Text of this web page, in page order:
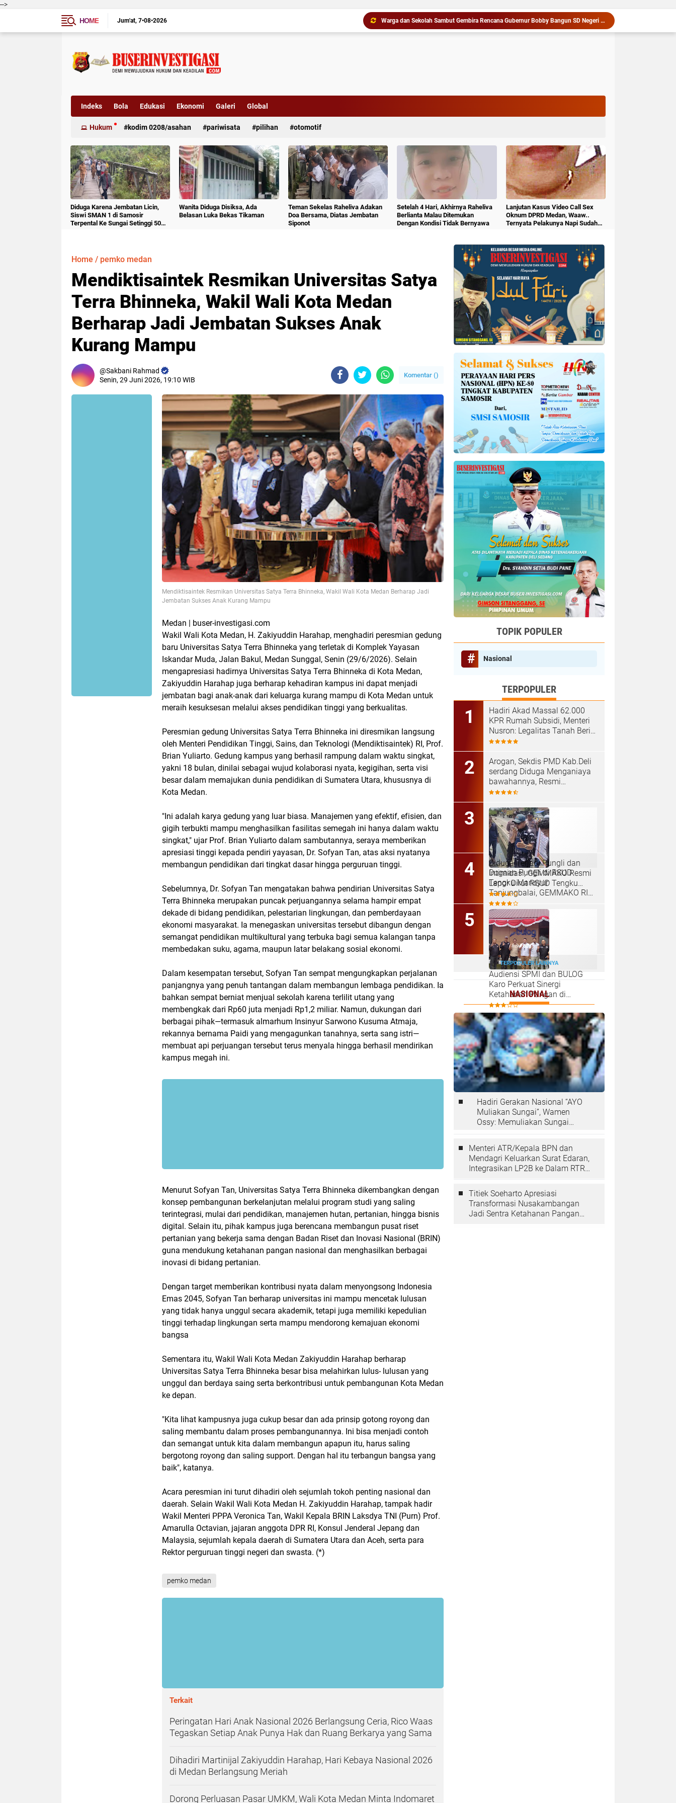
-->
HOME
Jum'at 7•08•2026 Warga dan Sekolah Sambut Gembira Rencana Gubernur Bobby Bangun SD Negeri Lasara di Nias Utara
Kapolres Langkat Ajak Warga Perkuat Iman dan Perangi Narkoba Lewat Safari Jumat Curhat
Serapan Anggaran Terendah, Inspektorat Soroti Kinerja Kadis Perkimcikataru Medan
Indeks Bola Edukasi Ekonomi Galeri Global
Hukum kodim 0208/asahan pariwisata pilihan otomotif
Diduga Karena Jembatan Licin,
Siswi SMAN 1 di Samosir
Terpental Ke Sungai Setinggi 50
Wanita Diduga Disiksa, Ada
Belasan Luka Bekas Tikaman
Teman Sekelas Raheliva Adakan
Doa Bersama, Diatas Jembatan
Siponot
Setelah 4 Hari, Akhirnya Raheliva
Berlianta Malau Ditemukan
Dengan Kondisi Tidak Bernyawa
Lanjutan Kasus Video Call Sex
Oknum DPRD Medan, Waaw..
Ternyata Pelakunya Napi Sudah
Home / pemko medan
Mendiktisaintek Resmikan Universitas Satya
Terra Bhinneka, Wakil Wali Kota Medan
Berharap Jadi Jembatan Sukses Anak
Kurang Mampu
Sakbani Rahmad
Senin, 29 Juni 2026, 19:10 WIB
Komentar ()
Mendiktisaintek Resmikan Universitas Satya Terra Bhinneka, Wakil Wali Kota Medan Berharap Jadi
Jembatan Sukses Anak Kurang Mampu
Medan | buser-investigasi.com
Wakil Wali Kota Medan, H. Zakiyuddin Harahap, menghadiri peresmian gedung
baru Universitas Satya Terra Bhinneka yang terletak di Komplek Yayasan
Iskandar Muda, Jalan Bakul, Medan Sunggal, Senin (29/6/2026). Selain
mengapresiasi hadirnya Universitas Satya Terra Bhinneka di Kota Medan,
Zakiyuddin Harahap juga berharap kehadiran kampus ini dapat menjadi
jembatan bagi anak-anak dari keluarga kurang mampu di Kota Medan untuk
meraih kesuksesan melalui akses pendidikan tinggi yang berkualitas.
Peresmian gedung Universitas Satya Terra Bhinneka ini diresmikan langsung
oleh Menteri Pendidikan Tinggi, Sains, dan Teknologi (Mendiktisaintek) RI, Prof.
Brian Yuliarto. Gedung kampus yang berhasil rampung dalam waktu singkat,
yakni 18 bulan, dinilai sebagai wujud kolaborasi nyata, kegigihan, serta visi
besar dalam memajukan dunia pendidikan di Sumatera Utara, khususnya di
Kota Medan.
"Ini adalah karya gedung yang luar biasa. Manajemen yang efektif, efisien, dan
gigih terbukti mampu menghasilkan fasilitas semegah ini hanya dalam waktu
singkat," ujar Prof. Brian Yuliarto dalam sambutannya, seraya memberikan
apresiasi tinggi kepada pendiri yayasan, Dr. Sofyan Tan, atas aksi nyatanya
membangun pendidikan dari tingkat dasar hingga perguruan tinggi.
Sebelumnya, Dr. Sofyan Tan mengatakan bahwa pendirian Universitas Satya
Terra Bhinneka merupakan puncak perjuangannya selama hampir empat
dekade di bidang pendidikan, pelestarian lingkungan, dan pemberdayaan
ekonomi masyarakat. Ia menegaskan universitas tersebut dibangun dengan
semangat pendidikan multikultural yang terbuka bagi semua kalangan tanpa
membedakan suku, agama, maupun latar belakang sosial ekonomi.
Dalam kesempatan tersebut, Sofyan Tan sempat mengungkapkan perjalanan
panjangnya yang penuh tantangan dalam membangun lembaga pendidikan. Ia
bahkan sempat berniat menjual sekolah karena terlilit utang yang
membengkak dari Rp60 juta menjadi Rp1,2 miliar. Namun, dukungan dari
berbagai pihak—termasuk almarhum Insinyur Sarwono Kusuma Atmaja,
rekannya bernama Paidi yang mengagunkan tanahnya, serta sang istri—
membuat api perjuangan tersebut terus menyala hingga berhasil mendirikan
kampus megah ini.
Menurut Sofyan Tan, Universitas Satya Terra Bhinneka dikembangkan dengan
konsep pembangunan berkelanjutan melalui program studi yang saling
terintegrasi, mulai dari pendidikan, manajemen hutan, pertanian, hingga bisnis
digital. Selain itu, pihak kampus juga berencana membangun pusat riset
pertanian yang bekerja sama dengan Badan Riset dan Inovasi Nasional (BRIN)
guna mendukung ketahanan pangan nasional dan menghasilkan berbagai
inovasi di bidang pertanian.
Dengan target memberikan kontribusi nyata dalam menyongsong Indonesia
Emas 2045, Sofyan Tan berharap universitas ini mampu mencetak lulusan
yang tidak hanya unggul secara akademik, tetapi juga memiliki kepedulian
tinggi terhadap lingkungan serta mampu mendorong kemajuan ekonomi
bangsa
Sementara itu, Wakil Wali Kota Medan Zakiyuddin Harahap berharap
Universitas Satya Terra Bhinneka besar bisa melahirkan lulus- lulusan yang
unggul dan berdaya saing serta berkontribusi untuk pembangunan Kota Medan
ke depan.
"Kita lihat kampusnya juga cukup besar dan ada prinsip gotong royong dan
saling membantu dalam proses pembangunannya. Ini bisa menjadi contoh
dan semangat untuk kita dalam membangun apapun itu, harus saling
bergotong royong dan saling support. Dengan hal itu terbangun bangsa yang
baik", katanya.
Acara peresmian ini turut dihadiri oleh sejumlah tokoh penting nasional dan
daerah. Selain Wakil Wali Kota Medan H. Zakiyuddin Harahap, tampak hadir
Wakil Menteri PPPA Veronica Tan, Wakil Kepala BRIN Laksdya TNI (Purn) Prof.
Amarulla Octavian, jajaran anggota DPR RI, Konsul Jenderal Jepang dan
Malaysia, sejumlah kepala daerah di Sumatera Utara dan Aceh, serta para
Rektor perguruan tinggi negeri dan swasta. (*)
pemko medan
Terkait
Peringatan Hari Anak Nasional 2026 Berlangsung Ceria, Rico Waas
Tegaskan Setiap Anak Punya Hak dan Ruang Berkarya yang Sama
Dihadiri Martinijal Zakiyuddin Harahap, Hari Kebaya Nasional 2026
di Medan Berlangsung Meriah
Dorong Perluasan Pasar UMKM, Wali Kota Medan Minta Indomaret
TOPIK POPULER
Nasional
TERPOPULER
Hadiri Akad Massal 62.000
KPR Rumah Subsidi, Menteri
Nusron: Legalitas Tanah Beri
Kepastian bagi Masyarakat
‎Arogan, Sekdis PMD Kab.Deli
serdang Diduga Menganiaya
bawahannya, Resmi
Dilaporkan ke Poldasu
Dugaan Pungli di RSUD
Tengku Mansyur
Tanjungbalai, GEMMAKO RI
Minta Penegak Hukum Usut
Tuntas
Diduga Terjadi Pungli dan
Intimidasi, GEMMAKO Resmi
Lapor Dirut RSUD Tengku
Mansyur ke Kejaksaan
Tanjungbalai
Audiensi SPMI dan BULOG
Karo Perkuat Sinergi
Ketahanan Pangan di
Kabanjahe
TERPOPULER LAINNYA
NASIONAL
Hadiri Gerakan Nasional “AYO
Muliakan Sungai”, Wamen
Ossy: Memuliakan Sungai
Menteri ATR/Kepala BPN dan
Mendagri Keluarkan Surat Edaran,
Integrasikan LP2B ke Dalam RTRW
Titiek Soeharto Apresiasi
Transformasi Nusakambangan
Jadi Sentra Ketahanan Pangan